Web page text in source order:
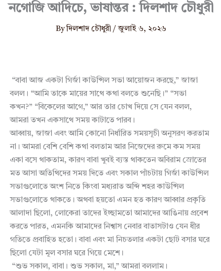
নগোজি আদিচে, ভাষান্তর : দিলশাদ চৌধুরী
Byদিলশাদ চৌধুরী /জুলাই ৬, ২০২৬
“বাবা আজ একটা গির্জা কাউন্সিল সভা আয়োজন করছে,” জাজা
বলল। “আমি তাকে মায়ের সাথে কথা বলতে শুনেছি।” “সভা
কখন?” “বিকেলের আগে,” আর তার চোখ দিয়ে সে যেন বলল,
আমরা তখন একসাথে সময় কাটাতে পারব।
আব্বায়, জাজা এবং আমি কোনো নির্ধারিত সময়সূচী অনুসরণ করতাম
না। আমরা বেশি বেশি কথা বলতাম আর নিজেদের রুমে কম সময়
একা বসে থাকতাম, কারণ বাবা খুবই ব্যস্ত থাকতেন অবিরাম স্রোতের
মত আসা অতিথিদের সময় দিতে এবং সকাল পাঁচটায় গির্জা কাউন্সিল
সভাগুলোতে অংশ নিতে কিংবা মধ্যরাত অব্দি শহর কাউন্সিল
সভাগুলোতে থাকতে। অথবা হয়তো এমন হত কারণ আব্বার প্রকৃতি
আলাদা ছিলো, লোকেরা তাদের ইচ্ছামতো আমাদের আঙিনায় প্রবেশ
করতে পারত, এমনকি আমাদের নিশ্বাস নেবার বাতাসটাও যেন ধীর
গতিতে প্রবাহিত হতো। বাবা এবং মা নিচতলার একটা ছোট বসার ঘরে
ছিলো যেটা মূল বসার ঘরে গিয়ে মেশে।
“শুভ সকাল, বাবা। শুভ সকাল, মা,” আমরা বললাম।